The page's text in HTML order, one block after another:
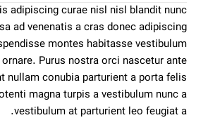
adipiscing curae nisl nisl blandit nunc
ad venenatis a cras donec adipiscing
montes habitasse vestibulum
Purus nostra orci nascetur ante
nullam conubia parturient a porta felis
magna turpis a vestibulum nunc a
vestibulum at parturient leo feugiat a.